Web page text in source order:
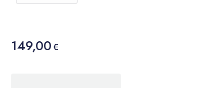
Hinta
149,00 €
149,00€